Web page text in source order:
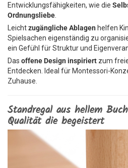
Entwicklungsfähigkeiten, wie die
Ordnungsliebe
Leichtzugängliche Ablagen helfen
Spielsachen eigenständig zu
ein Gefühl für Struktur und
Das offene Design inspiriert zum
Entdecken. Ideal für Montessori-
Zuhause.
Standregal aus hellem
Qualität die begeistert